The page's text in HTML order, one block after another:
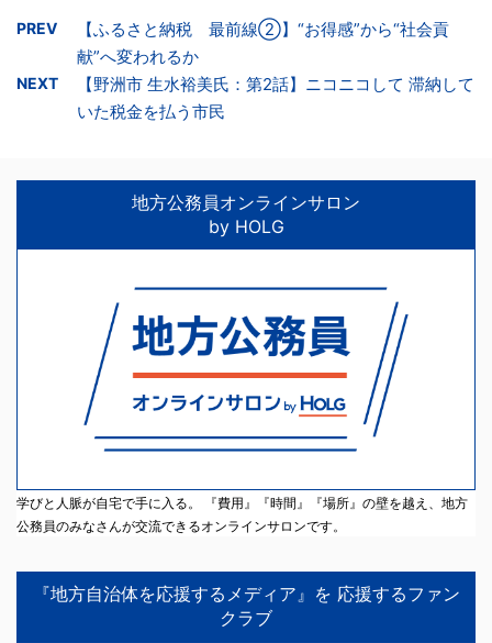
PREV
【ふるさと納税 最前線②】“お得感”から“社会貢
献”へ変われるか
NEXT
【野洲市 生水裕美氏：第2話】ニコニコして 滞納して
いた税金を払う市民
地方公務員オンラインサロン
by HOLG
学びと人脈が自宅で手に入る。 『費用』『時間』『場所』の壁を越え、地方
公務員のみなさんが交流できるオンラインサロンです。
『地方自治体を応援するメディア』を 応援するファン
クラブ